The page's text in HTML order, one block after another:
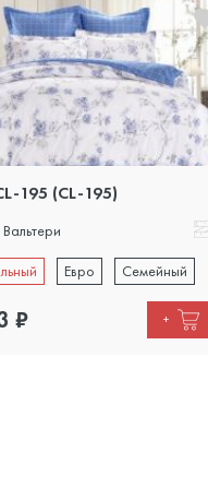
195 (CL-195)
Вальтери
Евро Семейный
₽ +